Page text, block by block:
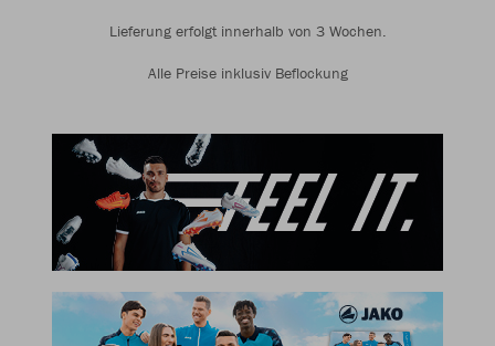
Lieferung erfolgt innerhalb von 3 Wochen.
Alle Preise inklusiv Beflockung